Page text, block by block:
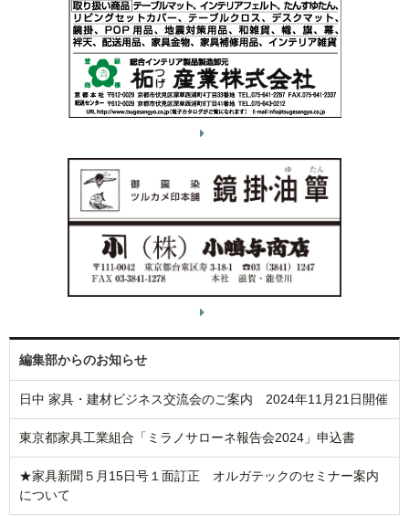
編集部からのお知らせ
日中 家具・建材ビジネス交流会のご案内 2024年11月21日開催
東京都家具工業組合「ミラノサローネ報告会2024」申込書
★家具新聞５月15日号１面訂正 オルガテックのセミナー案内
について